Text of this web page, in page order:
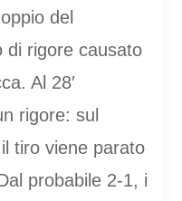
del
di rigore causato
Al 28′
rigore: sul
tiro viene parato
probabile 2-1, i